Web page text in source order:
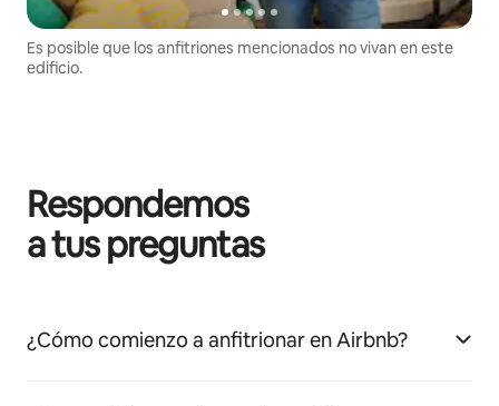
Es posible que los anfitriones mencionados no vivan en este
edificio.
Respondemos
a tus preguntas
¿Cómo comienzo a anfitrionar en Airbnb?